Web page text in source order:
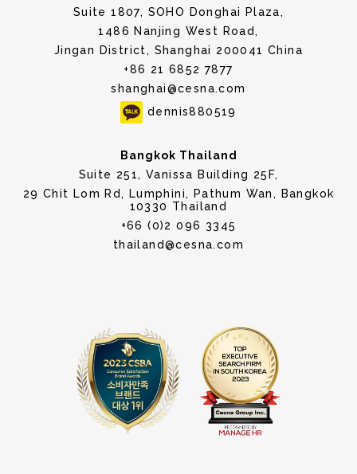
Suite 1807, SOHO Donghai Plaza,
1486 Nanjing West Road,
Jingan District, Shanghai 200041 China
+86 21 6852 7877
shanghai@cesna.com
dennis880519
Bangkok Thailand
Suite 251, Vanissa Building 25F,
29 Chit Lom Rd, Lumphini, Pathum Wan, Bangkok
10330 Thailand
+66 (0)2 096 3345
thailand@cesna.com